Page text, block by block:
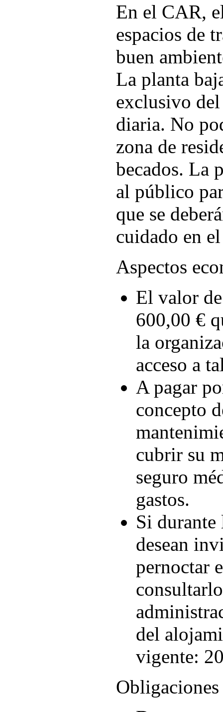
En el CAR,
espacios de
buen
La planta
exclusivo
diaria. No
zona de
becados. La
al público
que se
cuidado en
Aspectos
El valor
600,00 €
la
acceso a
A pagar
concepto
cubrir su
seguro
gastos.
Si durante
desean
pernoctar
del
vigente:
Obligaciones